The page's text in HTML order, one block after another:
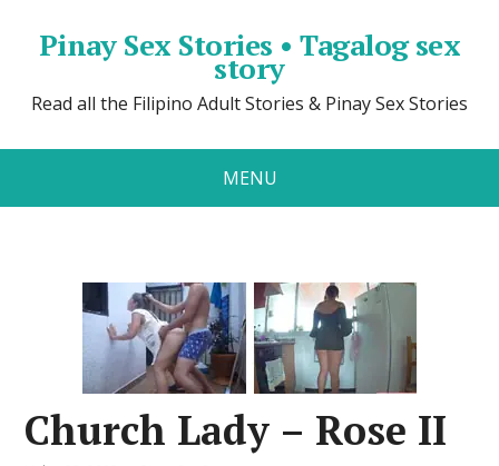
Pinay Sex Stories • Tagalog sex
story
Read all the Filipino Adult Stories & Pinay Sex Stories
MENU
Church Lady – Rose II